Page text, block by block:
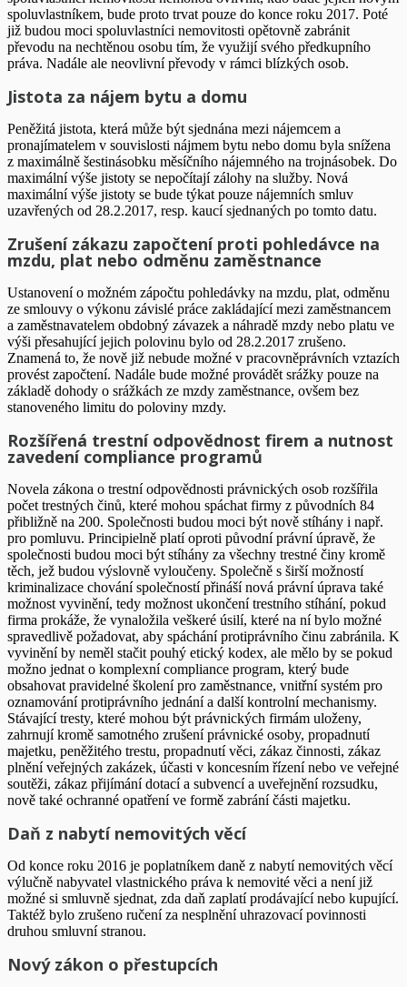
spoluvlastníkem, bude proto trvat pouze do konce roku 2017. Poté
již budou moci spoluvlastníci nemovitosti opětovně zabránit
převodu na nechtěnou osobu tím, že využijí svého předkupního
práva. Nadále ale neovlivní převody v rámci blízkých osob.
Jistota za nájem bytu a domu
Peněžitá jistota, která může být sjednána mezi nájemcem a
pronajímatelem v souvislosti nájmem bytu nebo domu byla snížena
z maximálně šestinásobku měsíčního nájemného na trojnásobek. Do
maximální výše jistoty se nepočítají zálohy na služby. Nová
maximální výše jistoty se bude týkat pouze nájemních smluv
uzavřených od 28.2.2017, resp. kaucí sjednaných po tomto datu.
Zrušení zákazu započtení proti pohledávce na
mzdu, plat nebo odměnu zaměstnance
Ustanovení o možném zápočtu pohledávky na mzdu, plat, odměnu
ze smlouvy o výkonu závislé práce zakládající mezi zaměstnancem
a zaměstnavatelem obdobný závazek a náhradě mzdy nebo platu ve
výši přesahující jejich polovinu bylo od 28.2.2017 zrušeno.
Znamená to, že nově již nebude možné v pracovněprávních vztazích
provést započtení. Nadále bude možné provádět srážky pouze na
základě dohody o srážkách ze mzdy zaměstnance, ovšem bez
stanoveného limitu do poloviny mzdy.
Rozšířená trestní odpovědnost firem a nutnost
zavedení compliance programů
Novela zákona o trestní odpovědnosti právnických osob rozšířila
počet trestných činů, které mohou spáchat firmy z původních 84
přibližně na 200. Společnosti budou moci být nově stíhány i např.
pro pomluvu. Principielně platí oproti původní právní úpravě, že
společnosti budou moci být stíhány za všechny trestné činy kromě
těch, jež budou výslovně vyloučeny. Společně s širší možností
kriminalizace chování společností přináší nová právní úprava také
možnost vyvinění, tedy možnost ukončení trestního stíhání, pokud
firma prokáže, že vynaložila veškeré úsilí, které na ní bylo možné
spravedlivě požadovat, aby spáchání protiprávního činu zabránila. K
vyvinění by neměl stačit pouhý etický kodex, ale mělo by se pokud
možno jednat o komplexní compliance program, který bude
obsahovat pravidelné školení pro zaměstnance, vnitřní systém pro
oznamování protiprávního jednání a další kontrolní mechanismy.
Stávající tresty, které mohou být právnických firmám uloženy,
zahrnují kromě samotného zrušení právnické osoby, propadnutí
majetku, peněžitého trestu, propadnutí věci, zákaz činnosti, zákaz
plnění veřejných zakázek, účasti v koncesním řízení nebo ve veřejné
soutěži, zákaz přijímání dotací a subvencí a uveřejnění rozsudku,
nově také ochranné opatření ve formě zabrání části majetku.
Daň z nabytí nemovitých věcí
Od konce roku 2016 je poplatníkem daně z nabytí nemovitých věcí
výlučně nabyvatel vlastnického práva k nemovité věci a není již
možné si smluvně sjednat, zda daň zaplatí prodávající nebo kupující.
Taktéž bylo zrušeno ručení za nesplnění uhrazovací povinnosti
druhou smluvní stranou.
Nový zákon o přestupcích